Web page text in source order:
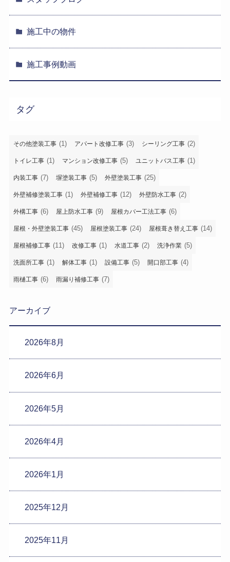
施工中の物件
施工事例動画
タグ
その他塗装工事 (1) アパート改修工事 (3) シーリング工事 (2)
トイレ工事 (1) マンション改修工事 (5) ユニットバス工事 (1)
内装工事 (7) 塀塗装工事 (5) 外壁塗装工事 (25)
外壁補修塗装工事 (1) 外壁補修工事 (12) 外壁防水工事 (2)
外構工事 (6) 屋上防水工事 (9) 屋根カバー工法工事 (6)
屋根・外壁塗装工事 (45) 屋根塗装工事 (24) 屋根葺き替え工事 (14)
屋根補修工事 (11) 改修工事 (1) 水道工事 (2) 洗浄作業 (5)
洗面所工事 (1) 解体工事 (1) 設備工事 (5) 開口部工事 (4)
雨樋工事 (6) 雨漏り補修工事 (7)
アーカイブ
2026年8月
2026年6月
2026年5月
2026年4月
2026年1月
2025年12月
2025年11月